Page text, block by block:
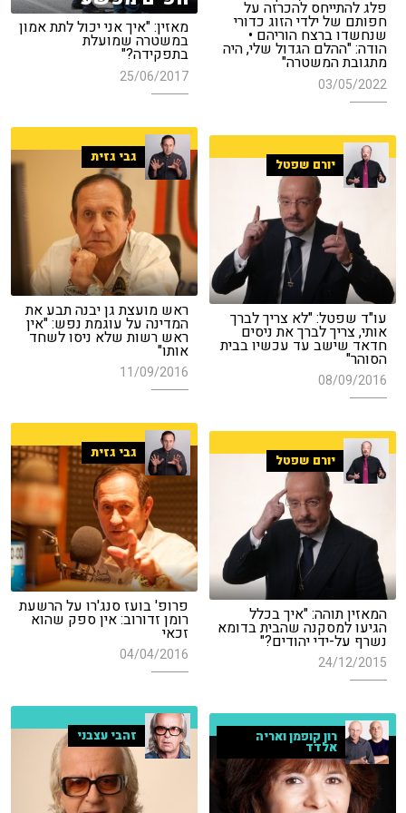
פלג להתייחס להכרזה על
חפותם של ילדי הזוג כדורי
שנחשדו ברצח הוריהם •
הודה: "ההלם הגדול שלי, היה
מתגובת המשטרה"
03/05/2022
מאזין: "איך אני יכול לתת אמון
במשטרה שמועלת
בתפקידה?"
25/06/2017
גבי גזית
ראש מועצת גן יבנה תבע את
המדינה על עוגמת נפש: "אין
ראש רשות שלא ניסו לשחד
אותו"
11/09/2016
יורם שפטל
עו"ד שפטל: "לא צריך לברך
אותי, צריך לברך את ניסים
חדאד שישב עד עכשיו בבית
הסוהר"
08/09/2016
גבי גזית
פרופ' בועז סנג'רו על הרשעת
רומן זדורוב: אין ספק שהוא
זכאי
04/04/2016
יורם שפטל
המאזין תוהה: "איך בכלל
הגיעו למסקנה שהבית בדומא
נשרף על-ידי יהודים?"
24/12/2015
זהבי עצבני רון קופמן ואריה
אלדד